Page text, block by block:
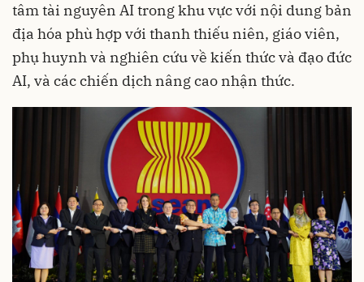
tâm tài nguyên AI trong khu vực với nội dung bản
địa hóa phù hợp với thanh thiếu niên, giáo viên,
phụ huynh và nghiên cứu về kiến ​​thức và đạo đức
AI, và các chiến dịch nâng cao nhận thức.